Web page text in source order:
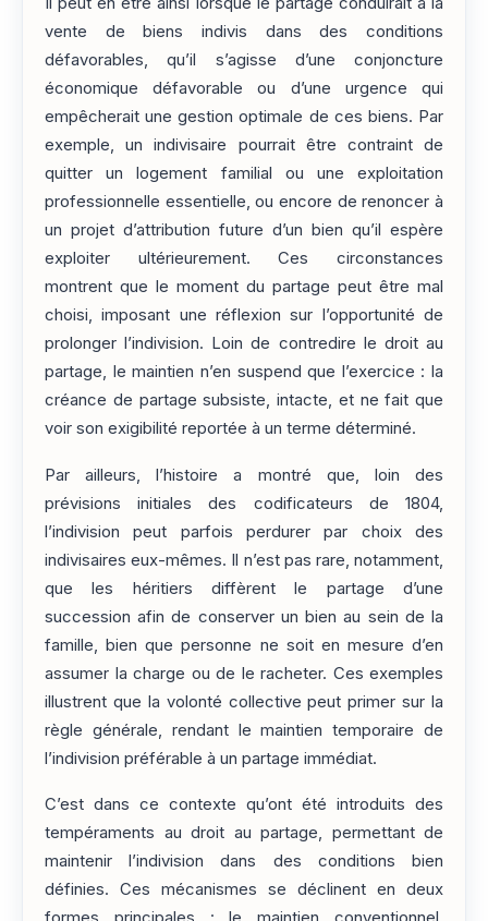
vente de biens indivis dans des conditions
défavorables, qu’il s’agisse d’une conjoncture
économique défavorable ou d’une urgence qui
empêcherait une gestion optimale de ces biens. Par
exemple, un indivisaire pourrait être contraint de
quitter un logement familial ou une exploitation
professionnelle essentielle, ou encore de renoncer à
un projet d’attribution future d’un bien qu’il espère
exploiter ultérieurement. Ces circonstances
montrent que le moment du partage peut être mal
choisi, imposant une réflexion sur l’opportunité de
prolonger l’indivision. Loin de contredire le droit au
partage, le maintien n’en suspend que l’exercice : la
créance de partage subsiste, intacte, et ne fait que
voir son exigibilité reportée à un terme déterminé.
Par ailleurs, l’histoire a montré que, loin des
prévisions initiales des codificateurs de 1804,
l’indivision peut parfois perdurer par choix des
indivisaires eux-mêmes. Il n’est pas rare, notamment,
que les héritiers diffèrent le partage d’une
succession afin de conserver un bien au sein de la
famille, bien que personne ne soit en mesure d’en
assumer la charge ou de le racheter. Ces exemples
illustrent que la volonté collective peut primer sur la
règle générale, rendant le maintien temporaire de
l’indivision préférable à un partage immédiat.
C’est dans ce contexte qu’ont été introduits des
tempéraments au droit au partage, permettant de
maintenir l’indivision dans des conditions bien
définies. Ces mécanismes se déclinent en deux